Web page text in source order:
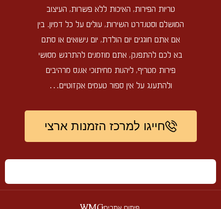
טריות הפירות, האיכות ללא פשרות, העיצוב
המושלם וסטנדרט השירות, עולים על כל דמיון. בין
אם אתם חוגגים יום הולדת, יום נישואים או סתם
בא לכם להתפנק, אתם מוזמנים להתרגש מסושי
פירות מטריף, ליהנות מחיתוכי אננס מרהיבים
ולהתענג על אין ספור טעמים אקזוטיים…
חייגו למרכז הזמנות ארצי